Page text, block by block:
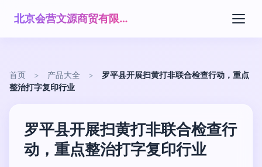
北京会营文源商贸有限公司
首页 > 产品大全 >
罗平县开展扫黄打非联合检查行动，重点
整治打字复印行业
罗平县开展扫黄打非联合检查行
动，重点整治打字复印行业